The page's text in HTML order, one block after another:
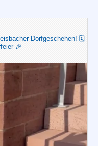
Dorfgeschehen! 🗓️
🎉